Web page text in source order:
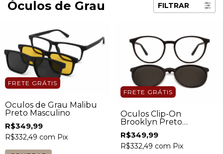
Óculos de Grau FILTRAR
FRETE GRÁTIS
Óculos de Grau Malibu
Preto Masculino
R$349,99
R$332,49 com Pix
FRETE GRÁTIS
Óculos Clip-On
Brooklyn Preto
Masculino
R$349,99
R$332,49 com Pix